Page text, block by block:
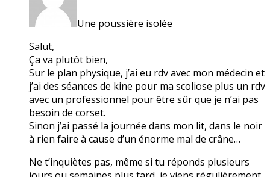
Une poussière isolée
Salut,
Ça va plutôt bien,
Sur le plan physique, j’ai eu rdv avec mon médecin et
j’ai des séances de kine pour ma scoliose plus un rdv
avec un professionnel pour être sûr que je n’ai pas
besoin de corset.
Sinon j’ai passé la journée dans mon lit, dans le noir
à rien faire à cause d’un énorme mal de crâne…
Ne t’inquiètes pas, même si tu réponds plusieurs